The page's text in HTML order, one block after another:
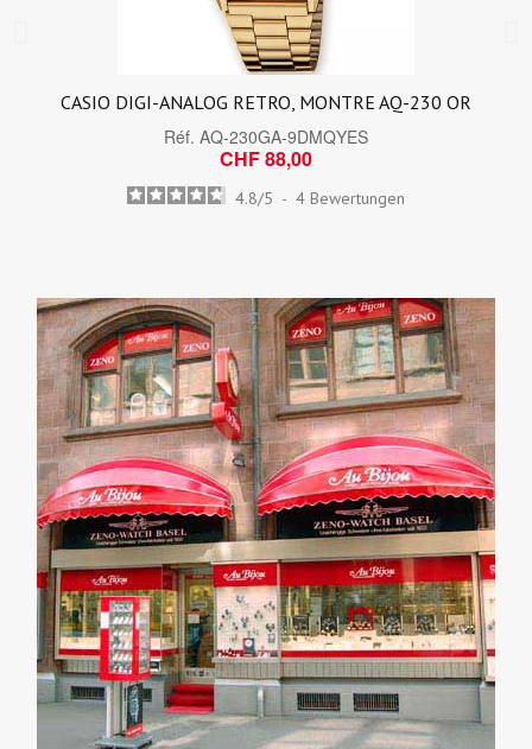
CASIO DIGI-ANALOG RETRO, MONTRE AQ-230 OR
Réf. AQ-230GA-9DMQYES
CHF 88,00
4.8/5 - 4 Bewertungen